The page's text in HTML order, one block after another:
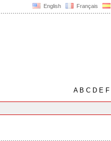
English Français
AB C D E F